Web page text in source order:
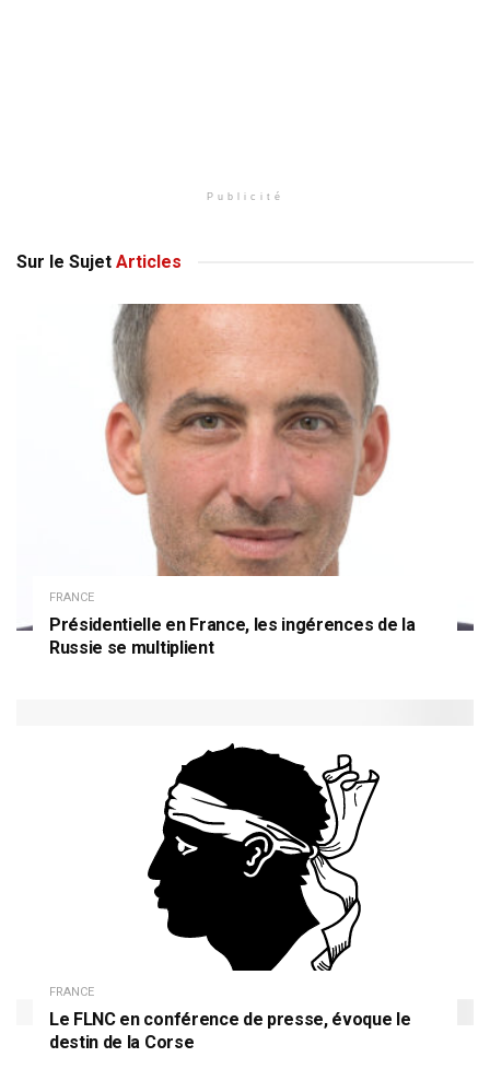
Publicité
Sur le Sujet Articles
FRANCE
Présidentielle en France, les ingérences de la
Russie se multiplient
FRANCE
Le FLNC en conférence de presse, évoque le
destin de la Corse